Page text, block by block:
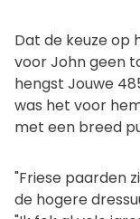
Dat de keuze op
voor John geen
hengst Jouwe
was het voor
met een breed
"Friese paarden
de hogere